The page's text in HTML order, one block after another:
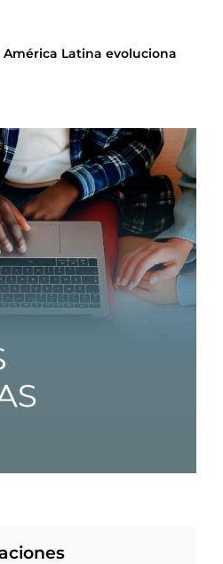
Latina evoluciona